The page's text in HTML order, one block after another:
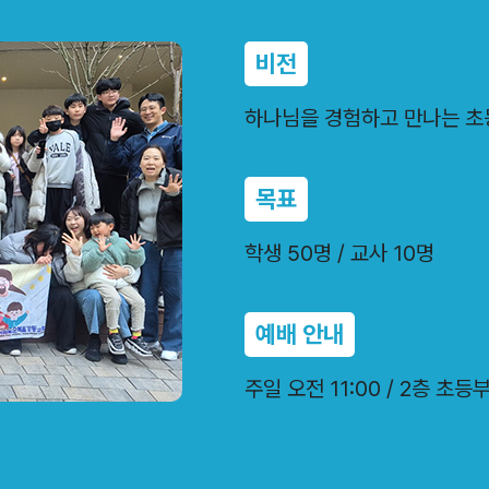
비전
하나님을 경험하고 만나는 초
목표
학생 50명 / 교사 10명
예배 안내
주일 오전 11:00 / 2층 초등